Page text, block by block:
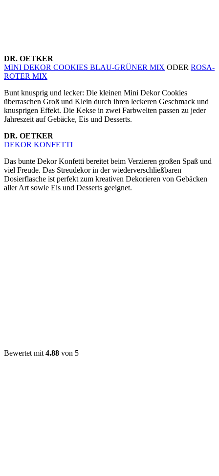
DR. OETKER
MINI DEKOR COOKIES BLAU-GRÜNER MIX ODER ROSA-
ROTER MIX
Bunt knusprig und lecker: Die kleinen Mini Dekor Cookies
überraschen Groß und Klein durch ihren leckeren Geschmack und
knusprigen Effekt. Die Kekse in zwei Farbwelten passen zu jeder
Jahreszeit auf Gebäcke, Eis und Desserts.
DR. OETKER
DEKOR KONFETTI
Das bunte Dekor Konfetti bereitet beim Verzieren großen Spaß und
viel Freude. Das Streudekor in der wiederverschließbaren
Dosierflasche ist perfekt zum kreativen Dekorieren von Gebäcken
aller Art sowie Eis und Desserts geeignet.
Bewertet mit4.88 von 5